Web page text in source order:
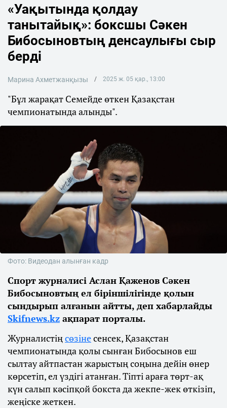
«Уақытында қолдау
танытайық»: боксшы Сәкен
Бибосыновтың денсаулығы сыр
берді
Марина Ахметжанқызы 2025 ж. 05 қар., 13:00
"Бұл жарақат Семейде өткен Қазақстан
чемпионатында алынды".
Фото: Видеодан алынған кадр
Спорт журналисі Аслан Қаженов Сәкен
Бибосыновтың ел біріншілігінде қолын
сындырып алғанын айтты, деп хабарлайды
Skifnews.kz ақпарат порталы.
Журналистіңсөзінесенсек, Қазақстан
чемпионатында қолы сынған Бибосынов еш
сылтау айтпастан жарыстың соңына дейін өнер
көрсетіп, ел үздігі атанған. Тіпті араға төрт-ақ
күн салып кәсіпқой бокста да жекпе-жек өткізіп,
жеңіске жеткен.